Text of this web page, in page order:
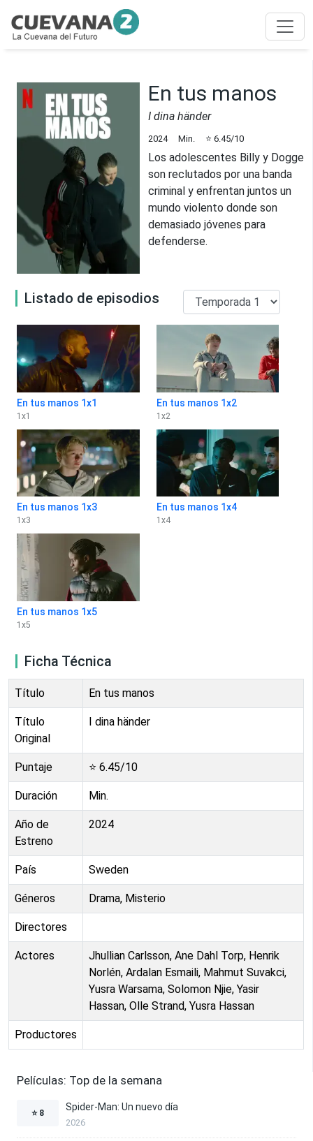
En tus manos
I dina händer
2024 Min. ⭐ 6.45/10
Los adolescentes Billy y Dogge
son reclutados por una banda
criminal y enfrentan juntos un
mundo violento donde son
demasiado jóvenes para
defenderse.
Listado de episodios
En tus manos 1x1
1 x1
En tus manos 1x2
1 x2
En tus manos 1x3
1 x3
En tus manos 1x4
1 x4
En tus manos 1x5
1 x5
Ficha Técnica
Título En tus manos
Título
Original
I dina händer
Puntaje ⭐ 6.45/10
Duración Min.
Año de
Estreno
2024
País Sweden
Géneros Drama, Misterio
Directores
Actores
Jhullian Carlsson, Ane Dahl Torp, Henrik
Norlén, Ardalan Esmaili, Mahmut Suvakci,
Yusra Warsama, Solomon Njie, Yasir
Hassan, Olle Strand, Yusra Hassan
Productores
Películas: Top de la semana
⭐ 8
Spider-Man: Un nuevo día
2026